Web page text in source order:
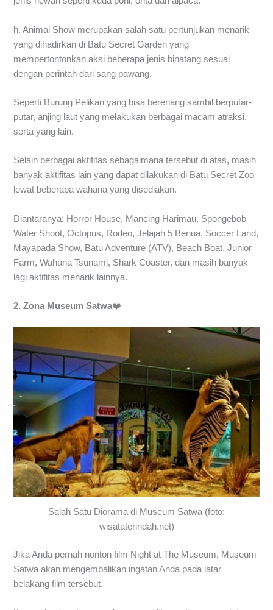
h. Animal Show merupakan salah satu pertunjukan menarik
yang dihadirkan di Batu Secret Garden yang
mempertontonkan aksi beberapa jenis binatang sesuai
dengan perintah dari sang pawang.
Seperti Burung Pelikan yang bisa berenang sambil berputar-
putar, anjing laut yang melakukan berbagai macam atraksi,
serta yang lain.
Selain berbagai aktifitas sebagaimana tersebut di atas, masih
banyak aktifitas lain yang dapat dilakukan di Batu Secret Zoo
lewat beberapa wahana yang disediakan.
Diantaranya: Horror House, Mancing Harimau, Spongebob
Water Shoot, Octopus, Rodeo, Jelajah 5 Benua, Soccer Land,
Mayapada Show, Batu Adventure (ATV), Beach Boat, Junior
Farm, Wahana Tsunami, Shark Coaster, dan masih banyak
lagi aktifitas menarik lainnya.
2. Zona Museum Satwa❤️
Salah Satu Diorama di Museum Satwa (foto:
wisataterindah.net)
Jika Anda pernah nonton film Night at The Museum, Museum
Satwa akan mengembalikan ingatan Anda pada latar
belakang film tersebut.